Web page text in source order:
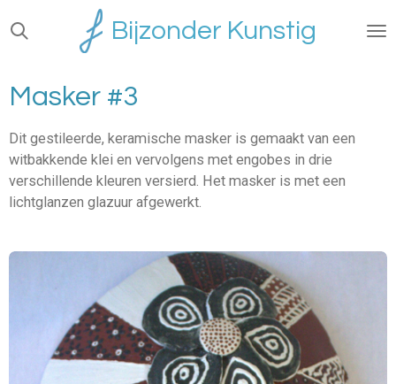
Ga
direct
hoofdinhoud
Bijzonder Kunstig
Masker #3
Dit gestileerde, keramische masker is gemaakt van een
witbakkende klei en vervolgens met engobes in drie
verschillende kleuren versierd. Het masker is met een
lichtglanzen glazuur afgewerkt.